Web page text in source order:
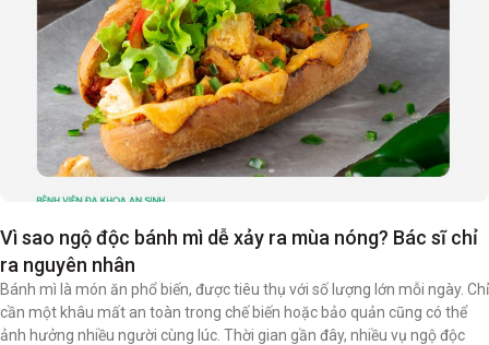
Vì sao ngộ độc bánh mì dễ xảy ra mùa nóng? Bác sĩ chỉ
ra nguyên nhân
Bánh mì là món ăn phổ biến, được tiêu thụ với số lượng lớn mỗi ngày. Chỉ
cần một khâu mất an toàn trong chế biến hoặc bảo quản cũng có thể
ảnh hưởng nhiều người cùng lúc. Thời gian gần đây, nhiều vụ ngộ độc